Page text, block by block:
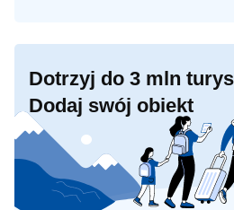
Dotrzyj do 3 mln
Dodaj swój obiekt